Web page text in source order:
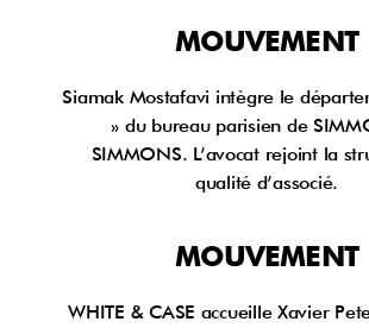
MOUVEMENT
Siamak Mostafavi intègre le
» du bureau parisien de
SIMMONS. L’avocat rejoint la
qualité d’associé.
MOUVEMENT
WHITE & CASE accueille Xavier